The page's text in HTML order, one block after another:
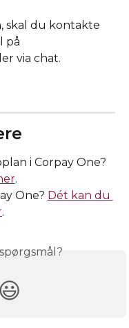
skal du kontakte
på
via chat.
i Corpay One?
.
One? Dét kan du
.
😃